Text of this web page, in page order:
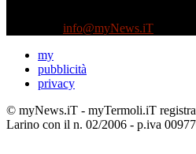
info@myNews.iT
my
pubblicità
privacy
© myNews.iT - myTermoli.iT
Larino con il n. 02/2006 - p.iva